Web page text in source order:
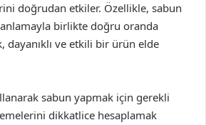
doğrudan etkiler. Özellikle, sabun
birlikte doğru oranda
dayanıklı ve etkili bir ürün elde
sabun yapmak için gerekli
dikkatlice hesaplamak